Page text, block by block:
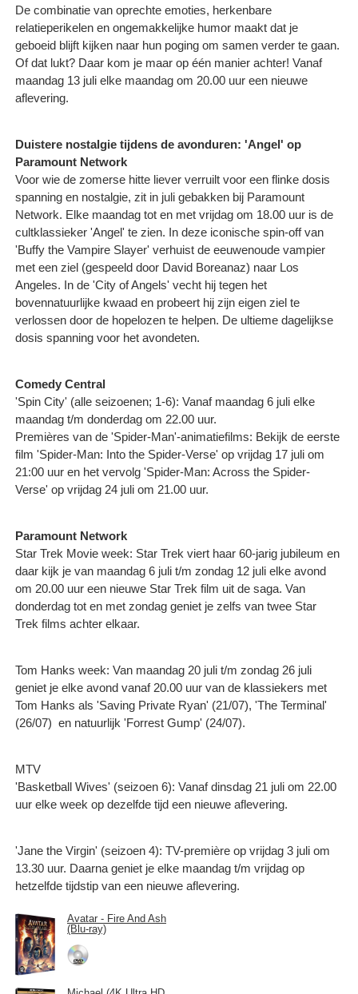
De combinatie van oprechte emoties, herkenbare
relatieperikelen en ongemakkelijke humor maakt dat je
geboeid blijft kijken naar hun poging om samen verder te gaan.
Of dat lukt? Daar kom je maar op één manier achter! Vanaf
maandag 13 juli elke maandag om 20.00 uur een nieuwe
aflevering.
Duistere nostalgie tijdens de avonduren: 'Angel' op
Paramount Network
Voor wie de zomerse hitte liever verruilt voor een flinke dosis
spanning en nostalgie, zit in juli gebakken bij Paramount
Network. Elke maandag tot en met vrijdag om 18.00 uur is de
cultklassieker 'Angel' te zien. In deze iconische spin-off van
'Buffy the Vampire Slayer' verhuist de eeuwenoude vampier
met een ziel (gespeeld door David Boreanaz) naar Los
Angeles. In de 'City of Angels' vecht hij tegen het
bovennatuurlijke kwaad en probeert hij zijn eigen ziel te
verlossen door de hopelozen te helpen. De ultieme dagelijkse
dosis spanning voor het avondeten.
Comedy Central
'Spin City' (alle seizoenen; 1-6): Vanaf maandag 6 juli elke
maandag t/m donderdag om 22.00 uur.
Premières van de 'Spider-Man'-animatiefilms: Bekijk de eerste
film 'Spider-Man: Into the Spider-Verse' op vrijdag 17 juli om
21:00 uur en het vervolg 'Spider-Man: Across the Spider-
Verse' op vrijdag 24 juli om 21.00 uur.
Paramount Network
Star Trek Movie week: Star Trek viert haar 60-jarig jubileum en
daar kijk je van maandag 6 juli t/m zondag 12 juli elke avond
om 20.00 uur een nieuwe Star Trek film uit de saga. Van
donderdag tot en met zondag geniet je zelfs van twee Star
Trek films achter elkaar.
Tom Hanks week: Van maandag 20 juli t/m zondag 26 juli
geniet je elke avond vanaf 20.00 uur van de klassiekers met
Tom Hanks als 'Saving Private Ryan' (21/07), 'The Terminal'
(26/07) en natuurlijk 'Forrest Gump' (24/07).
MTV
'Basketball Wives' (seizoen 6): Vanaf dinsdag 21 juli om 22.00
uur elke week op dezelfde tijd een nieuwe aflevering.
'Jane the Virgin' (seizoen 4): TV-première op vrijdag 3 juli om
13.30 uur. Daarna geniet je elke maandag t/m vrijdag op
hetzelfde tijdstip van een nieuwe aflevering.
Avatar - Fire And Ash
(Blu-ray)